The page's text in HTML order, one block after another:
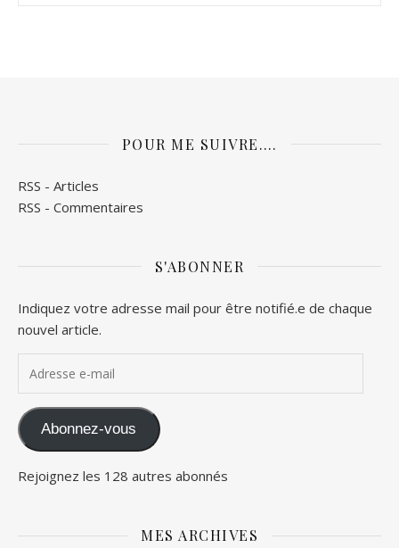
POUR ME SUIVRE….
RSS - Articles
RSS - Commentaires
S'ABONNER
Indiquez votre adresse mail pour être notifié.e de chaque
nouvel article.
Abonnez-vous
Rejoignez les 128 autres abonnés
MES ARCHIVES